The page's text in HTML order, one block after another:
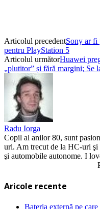
Articolul precedentSony ar fi
pentru PlayStation 5
Articolul următorHuawei
„plutitor” și fără margini; Se
Radu Iorga
Copil al anilor 80, sunt
uri. Am trecut de la HC-uri şi
şi automobile autonome. I
Aricole recente
Bateria externă pe